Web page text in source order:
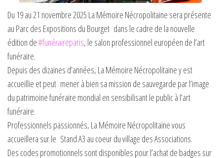
Du 19 au 21 novembre 2025 La Mémoire Nécropolitaine sera présente
au Parc des Expositions du Bourget dans le cadre de la nouvelle
édition de#funéraireparis, le salon professionnel européen de l’art
funéraire.
Depuis des dizaines d’années, La Mémoire Nécropolitaine y est
accueillie et peut mener à bien sa mission de sauvegarde par l’image
du patrimoine funéraire mondial en sensibilisant le public à l’art
funéraire.
Professionnels passionnés, La Mémoire Nécropolitaine vous
accueillera sur le Stand A3 au coeur du village des Associations.
Des codes promotionnels sont disponibles pour l’achat de badges sur